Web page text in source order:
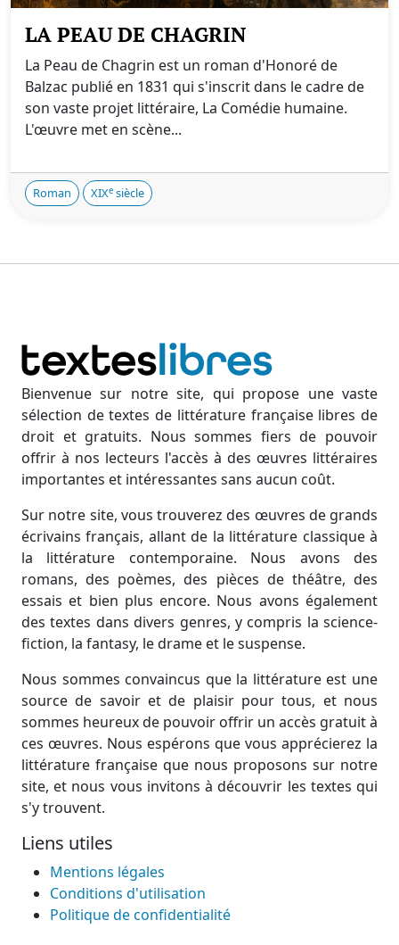
LA PEAU DE CHAGRIN
La Peau de Chagrin est un roman d'Honoré de
Balzac publié en 1831 qui s'inscrit dans le cadre de
son vaste projet littéraire, La Comédie humaine.
L'œuvre met en scène...
Roman XIXe siècle
Bienvenue sur notre site, qui propose une vaste
sélection de textes de littérature française libres de
droit et gratuits. Nous sommes fiers de pouvoir
offrir à nos lecteurs l'accès à des œuvres littéraires
importantes et intéressantes sans aucun coût.
Sur notre site, vous trouverez des œuvres de grands
écrivains français, allant de la littérature classique à
la littérature contemporaine. Nous avons des
romans, des poèmes, des pièces de théâtre, des
essais et bien plus encore. Nous avons également
des textes dans divers genres, y compris la science-
fiction, la fantasy, le drame et le suspense.
Nous sommes convaincus que la littérature est une
source de savoir et de plaisir pour tous, et nous
sommes heureux de pouvoir offrir un accès gratuit à
ces œuvres. Nous espérons que vous apprécierez la
littérature française que nous proposons sur notre
site, et nous vous invitons à découvrir les textes qui
s'y trouvent.
Liens utiles
Mentions légales
Conditions d'utilisation
Politique de confidentialité